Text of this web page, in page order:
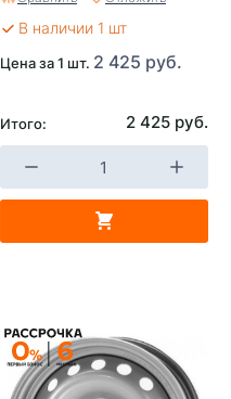
В наличии 1 шт
Цена за 1 шт. 2 425 руб.
Итого: 2 425 руб.